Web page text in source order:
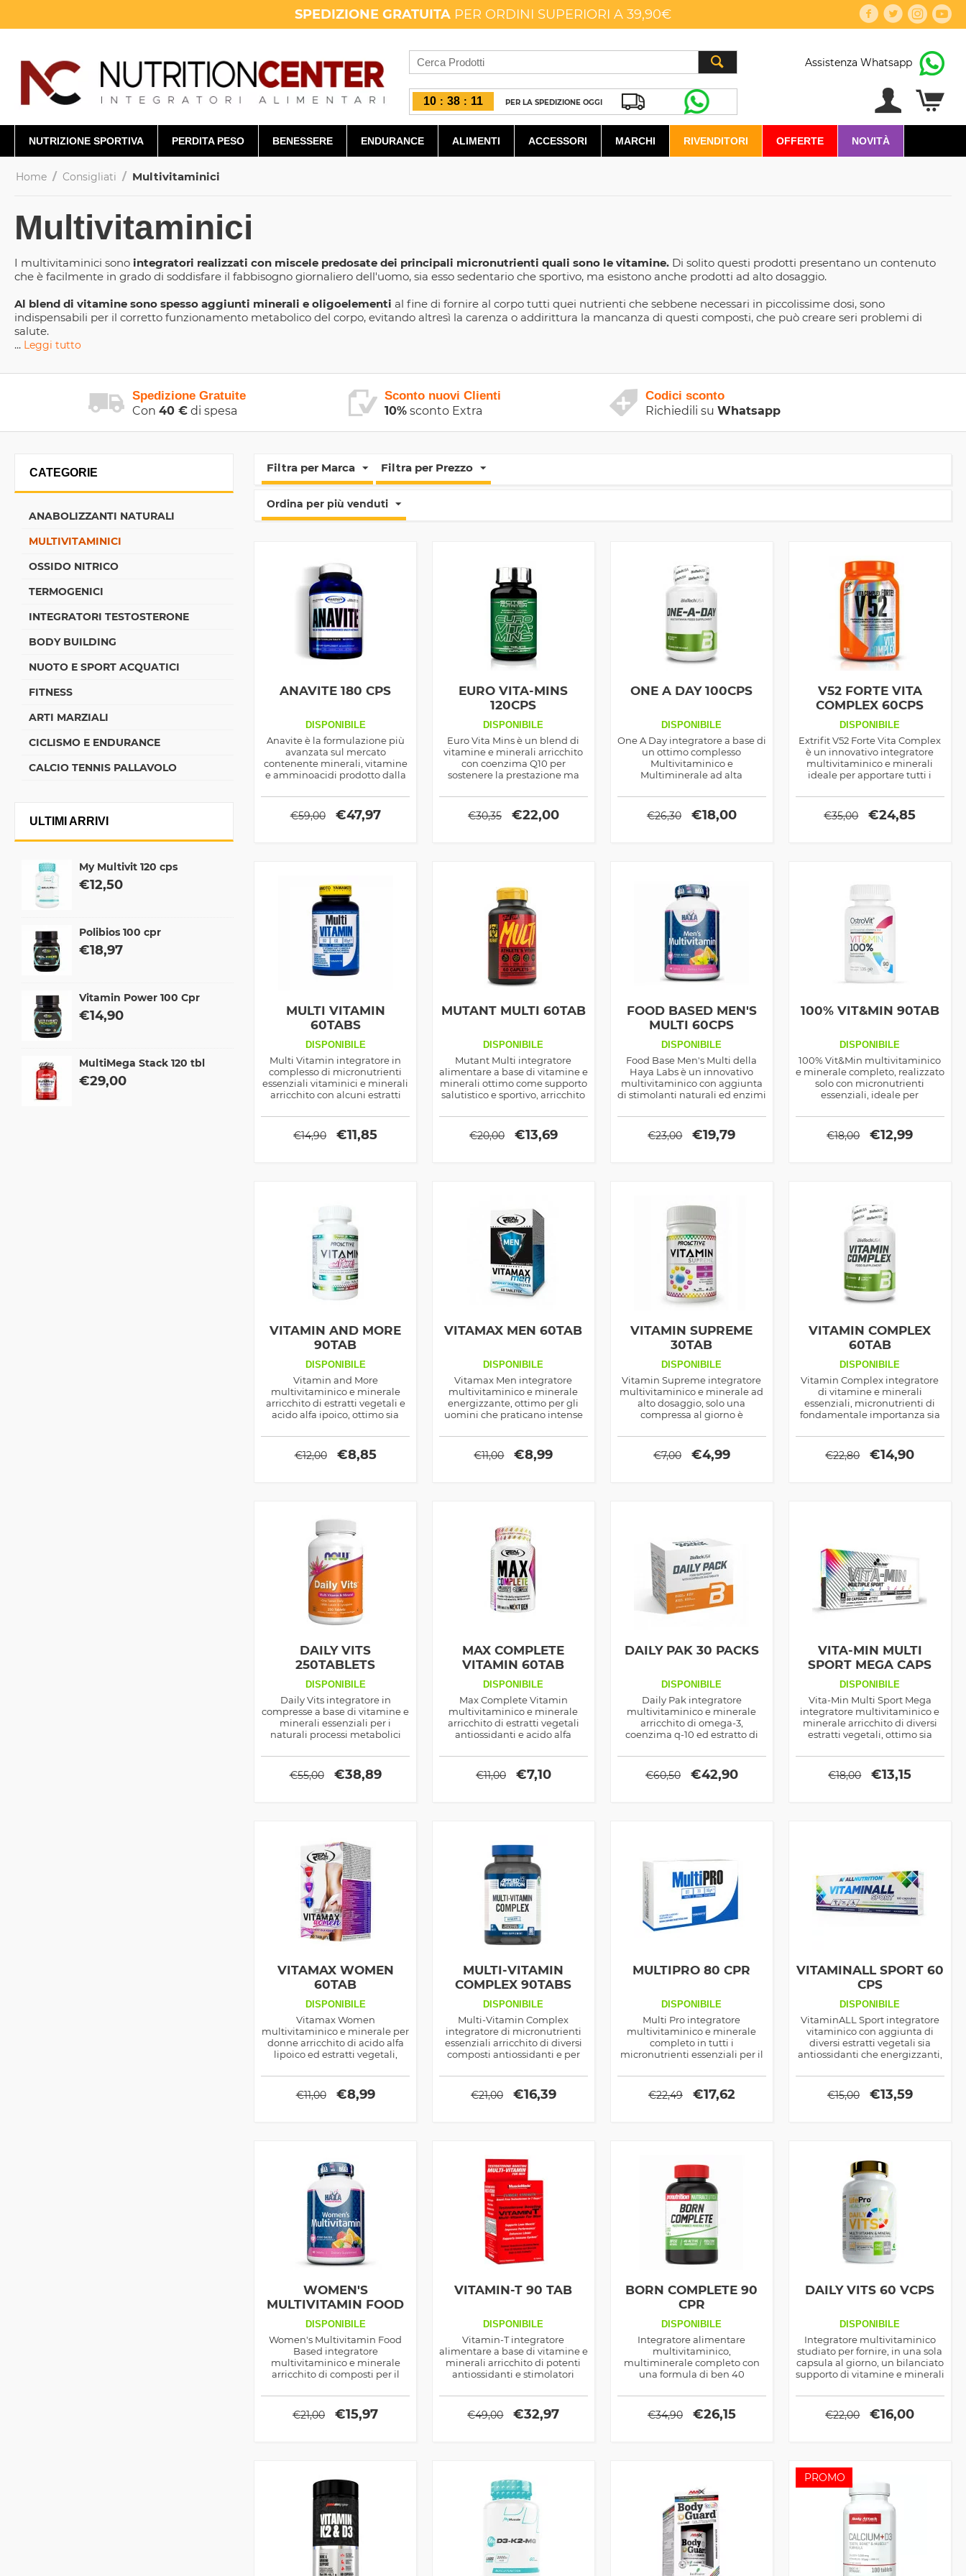
SPEDIZIONE GRATUITA PER ORDINI SUPERIORI A 39,90€
10 : 38 : 10 PER LA SPEDIZIONE OGGI
Assistenza Whatsapp
NUTRIZIONE SPORTIVA PERDITA PESO BENESSERE ENDURANCE ALIMENTI ACCESSORI MARCHI RIVENDITORI OFFERTE NOVITÀ
Home / Consigliati / Multivitaminici
Multivitaminici
I multivitaminici sono integratori realizzati con miscele predosate dei principali micronutrienti quali sono le vitamine. Di solito questi prodotti presentano un contenuto
che è facilmente in grado di soddisfare il fabbisogno giornaliero dell'uomo, sia esso sedentario che sportivo, ma esistono anche prodotti ad alto dosaggio.
Al blend di vitamine sono spesso aggiunti minerali e oligoelementi al fine di fornire al corpo tutti quei nutrienti che sebbene necessari in piccolissime dosi, sono
indispensabili per il corretto funzionamento metabolico del corpo, evitando altresì la carenza o addirittura la mancanza di questi composti, che può creare seri problemi di
salute.
... Leggi tutto
Spedizione Gratuite
Con 40 € di spesa
Sconto nuovi Clienti
10% sconto Extra
Codici sconto
Richiedili su Whatsapp
CATEGORIE
ANABOLIZZANTI NATURALI
MULTIVITAMINICI
OSSIDO NITRICO
TERMOGENICI
INTEGRATORI TESTOSTERONE
BODY BUILDING
NUOTO E SPORT ACQUATICI
FITNESS
ARTI MARZIALI
CICLISMO E ENDURANCE
CALCIO TENNIS PALLAVOLO
ULTIMI ARRIVI
My Multivit 120 cps
€12,50
Polibios 100 cpr
€18,97
Vitamin Power 100 Cpr
€14,90
MultiMega Stack 120 tbl
€29,00
Filtra per Marca Filtra per Prezzo
Ordina per più venduti
ANAVITE 180 CPS
DISPONIBILE
Anavite è la formulazione più
avanzata sul mercato
contenente minerali, vitamine
e amminoacidi prodotto dalla
€59,00 €47,97
EURO VITA-MINS
120CPS
DISPONIBILE
Euro Vita Mins è un blend di
vitamine e minerali arricchito
con coenzima Q10 per
sostenere la prestazione ma
persona
€30,35 €22,00
ONE A DAY 100CPS
DISPONIBILE
One A Day integratore a base di
un ottimo complesso
Multivitaminico e
Multiminerale ad alta
Biotech Usa
€26,30 €18,00
V52 FORTE VITA
COMPLEX 60CPS
DISPONIBILE
Extrifit V52 Forte Vita Complex
è un innovativo integratore
multivitaminico e minerali
ideale per apportare tutti i
il nostro organismo.
€35,00 €24,85
MULTI VITAMIN
60TABS
DISPONIBILE
Multi Vitamin integratore in
complesso di micronutrienti
essenziali vitaminici e minerali
arricchito con alcuni estratti
solo, ottimo salutistico e anche
sportivo
€14,90 €11,85
MUTANT MULTI 60TAB
DISPONIBILE
Mutant Multi integratore
alimentare a base di vitamine e
minerali ottimo come supporto
salutistico e sportivo, arricchito
digestivi
€20,00 €13,69
FOOD BASED MEN'S
MULTI 60CPS
DISPONIBILE
Food Base Men's Multi della
Haya Labs è un innovativo
multivitaminico con aggiunta
di stimolanti naturali ed enzimi
dell'organismo.
€23,00 €19,79
100% VIT&MIN 90TAB
DISPONIBILE
100% Vit&Min multivitaminico
e minerale completo, realizzato
solo con micronutrienti
essenziali, ideale per
la prestanza fisica
€18,00 €12,99
VITAMIN AND MORE
90TAB
DISPONIBILE
Vitamin and More
multivitaminico e minerale
arricchito di estratti vegetali e
acido alfa ipoico, ottimo sia
salutisico, contiene tutti i
micronutrienti essenziali
€12,00 €8,85
VITAMAX MEN 60TAB
DISPONIBILE
Vitamax Men integratore
multivitaminico e minerale
energizzante, ottimo per gli
uomini che praticano intense
micronutrienti ed estratti
vegetali
€11,00 €8,99
VITAMIN SUPREME
30TAB
DISPONIBILE
Vitamin Supreme integratore
multivitaminico e minerale ad
alto dosaggio, solo una
compressa al giorno è
fabbisogno di micronutrienti
essenziali
€7,00 €4,99
VITAMIN COMPLEX
60TAB
DISPONIBILE
Vitamin Complex integratore
di vitamine e minerali
essenziali, micronutrienti di
fondamentale importanza sia
che per la prestanza fisica
€22,80 €14,90
DAILY VITS
250TABLETS
DISPONIBILE
Daily Vits integratore in
compresse a base di vitamine e
minerali essenziali per i
naturali processi metabolici
€55,00 €38,89
MAX COMPLETE
VITAMIN 60TAB
DISPONIBILE
Max Complete Vitamin
multivitaminico e minerale
arricchito di estratti vegetali
antiossidanti e acido alfa
benessere del corpo e i risultati
in palestra
€11,00 €7,10
DAILY PAK 30 PACKS
DISPONIBILE
Daily Pak integratore
multivitaminico e minerale
arricchito di omega-3,
coenzima q-10 ed estratto di
potente antiossdiante e
salutistico in generale
€60,50 €42,90
VITA-MIN MULTI
SPORT MEGA CAPS
60CPS
DISPONIBILE
Vita-Min Multi Sport Mega
integratore multivitaminico e
minerale arricchito di diversi
estratti vegetali, ottimo sia
sportive che per coadiuvare il
benessere del corpo
€18,00 €13,15
VITAMAX WOMEN
60TAB
DISPONIBILE
Vitamax Women
multivitaminico e minerale per
donne arricchito di acido alfa
lipoico ed estratti vegetali,
che per la prestazione fisica
€11,00 €8,99
MULTI-VITAMIN
COMPLEX 90TABS
DISPONIBILE
Multi-Vitamin Complex
integratore di micronutrienti
essenziali arricchito di diversi
composti antiossidanti e per
intestinale e del sistema
immunitario
€21,00 €16,39
MULTIPRO 80 CPR
DISPONIBILE
Multi Pro integratore
multivitaminico e minerale
completo in tutti i
micronutrienti essenziali per il
metabolismo a svolgere le sue
numerose funzioni
€22,49 €17,62
VITAMINALL SPORT 60
CPS
DISPONIBILE
VitaminALL Sport integratore
vitaminico con aggiunta di
diversi estratti vegetali sia
antiossidanti che energizzanti,
ma anche come sostegno
prestazionale
€15,00 €13,59
WOMEN'S
MULTIVITAMIN FOOD
BASED 60CPS
DISPONIBILE
Women's Multivitamin Food
Based integratore
multivitaminico e minerale
arricchito di composti per il
pelle, contiene inoltre enzimi
digestivi
€21,00 €15,97
VITAMIN-T 90 TAB
DISPONIBILE
Vitamin-T integratore
alimentare a base di vitamine e
minerali arricchito di potenti
antiossidanti e stimolatori
prodotto sia di uso sportivo che
salutistico
€49,00 €32,97
BORN COMPLETE 90
CPR
DISPONIBILE
Integratore alimentare
multivitaminico,
multiminerale completo con
una formula di ben 40
€34,90 €26,15
DAILY VITS 60 VCPS
DISPONIBILE
Integratore multivitaminico
studiato per fornire, in una sola
capsula al giorno, un bilanciato
supporto di vitamine e minerali
a potenziare il metabolismo
energetico, rafforzare il sistema
immunitario e sostenere il
mantenere energia e vitalità.
€22,00 €16,00
PROMO